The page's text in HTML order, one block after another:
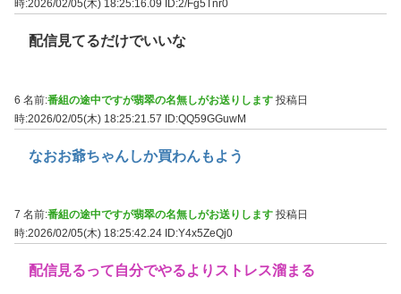
時:2026/02/05(木) 18:25:16.09
ID:2/Fg5Tnr0
配信見てるだけでいいな
6 名前:番組の途中ですが翡翠の名無しがお送りします 投稿日
時:2026/02/05(木) 18:25:21.57 ID:QQ59GGuwM
なおお爺ちゃんしか買わんもよう
7 名前:番組の途中ですが翡翠の名無しがお送りします 投稿日
時:2026/02/05(木) 18:25:42.24 ID:Y4x5ZeQj0
配信見るって自分でやるよりストレス溜まる